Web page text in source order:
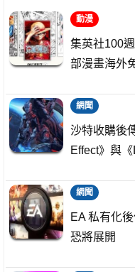
動漫
集英社100
部漫畫海外
網聞
沙特收購後
Effect》與
網聞
EA 私有化
恐將展開